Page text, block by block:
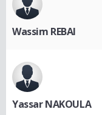
Wassim REBAI
Yassar NAKOULA